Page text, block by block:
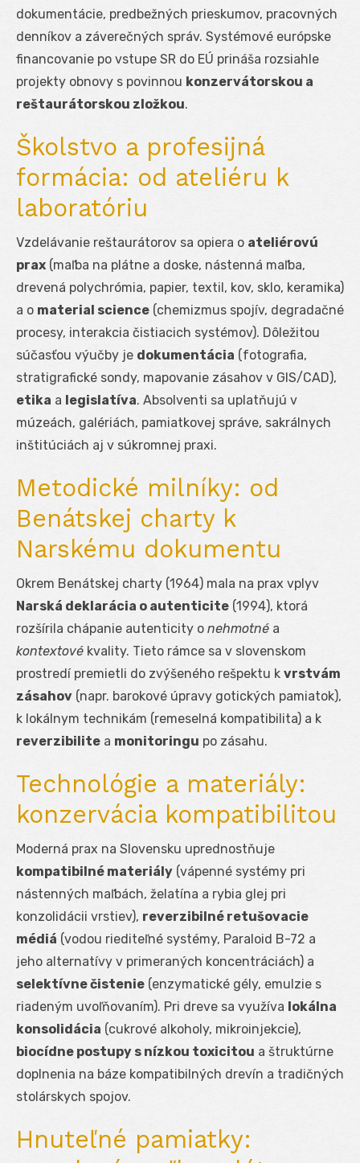
dokumentácie, predbežných prieskumov, pracovných
denníkov a záverečných správ. Systémové európske
financovanie po vstupe SR do EÚ prináša rozsiahle
projekty obnovy s povinnou konzervátorskou a
reštaurátorskou zložkou.
Školstvo a profesijná
formácia: od ateliéru k
laboratóriu
Vzdelávanie reštaurátorov sa opiera o ateliérovú
prax (maľba na plátne a doske, nástenná maľba,
drevená polychrómia, papier, textil, kov, sklo, keramika)
a o material science (chemizmus spojív, degradačné
procesy, interakcia čistiacich systémov). Dôležitou
súčasťou výučby je dokumentácia (fotografia,
stratigrafické sondy, mapovanie zásahov v GIS/CAD),
etika a legislatíva. Absolventi sa uplatňujú v
múzeách, galériách, pamiatkovej správe, sakrálnych
inštitúciách aj v súkromnej praxi.
Metodické milníky: od
Benátskej charty k
Narskému dokumentu
Okrem Benátskej charty (1964) mala na prax vplyv
Narská deklarácia o autenticite (1994), ktorá
rozšírila chápanie autenticity o nehmotné a
kontextové kvality. Tieto rámce sa v slovenskom
prostredí premietli do zvýšeného rešpektu k vrstvám
zásahov (napr. barokové úpravy gotických pamiatok),
k lokálnym technikám (remeselná kompatibilita) a k
reverzibilite a monitoringu po zásahu.
Technológie a materiály:
konzervácia kompatibilitou
Moderná prax na Slovensku uprednostňuje
kompatibilné materiály (vápenné systémy pri
nástenných maľbách, želatína a rybia glej pri
konzolidácii vrstiev), reverzibilné retušovacie
médiá (vodou riediteľné systémy, Paraloid B-72 a
jeho alternatívy v primeraných koncentráciách) a
selektívne čistenie (enzymatické gély, emulzie s
riadeným uvoľňovaním). Pri dreve sa využíva lokálna
konsolidácia (cukrové alkoholy, mikroinjekcie),
biocídne postupy s nízkou toxicitou a štruktúrne
doplnenia na báze kompatibilných drevín a tradičných
stolárskych spojov.
Hnuteľné pamiatky: